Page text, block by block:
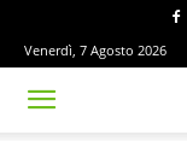
Venerdì, 7 Agosto 2026